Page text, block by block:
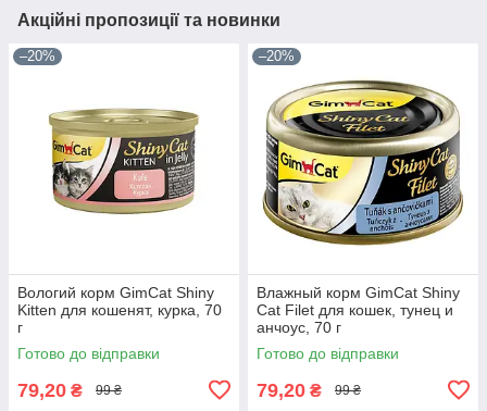
Акційні пропозиції та новинки
–20%
Вологий корм GimCat Shiny
Kitten для кошенят, курка, 70
г
Готово до відправки
79,20 ₴ 99 ₴
–20%
Влажный корм GimCat Shiny
Cat Filet для кошек, тунец и
анчоус, 70 г
Готово до відправки
79,20 ₴ 99 ₴